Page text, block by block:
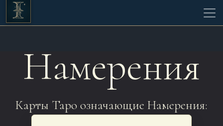
Намерения
Карты Таро означающие Намерения: